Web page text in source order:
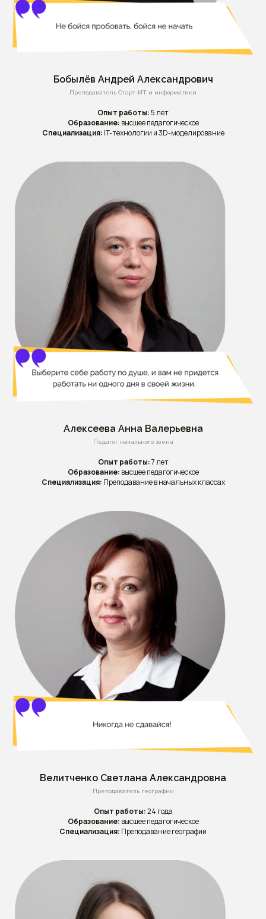
Бобылёв Андрей Александрович
Преподаватель Старт-ИТ и информатики
Опыт работы: 5 лет
Образование: высшее педагогическое
Специализация: IT-технологии и 3D-моделирование
Алексеева Анна Валерьевна
Педагог начального звена
Опыт работы:7 лет
Образование: высшее педагогическое
Специализация: Преподавание в начальных классах
Велитченко Светлана Александровна
Преподаватель географии
Опыт работы:24 года
Образование: высшее педагогическое
Специализация: Преподавание географии